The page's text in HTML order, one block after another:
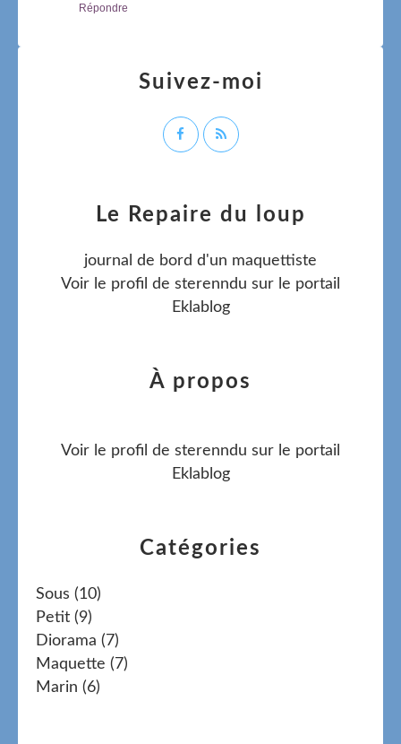
Répondre
Catégories
Sous (10)
Petit (9)
Diorama (7)
Maquette (7)
Marin (6)
Le Repaire du loup
journal de bord d'un maquettiste
Voir le profil de sterenndu sur le portail
Eklablog
Suivez-moi
À propos
Voir le profil de sterenndu sur le portail
Eklablog